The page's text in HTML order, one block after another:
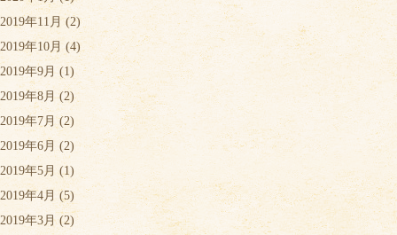
2019年11月(2)
2019年10月 (4)
2019年9月 (1)
2019年8月(2)
2019年7月(2)
2019年6月 (2)
2019年5月 (1)
2019年4月 (5)
2019年3月(2)